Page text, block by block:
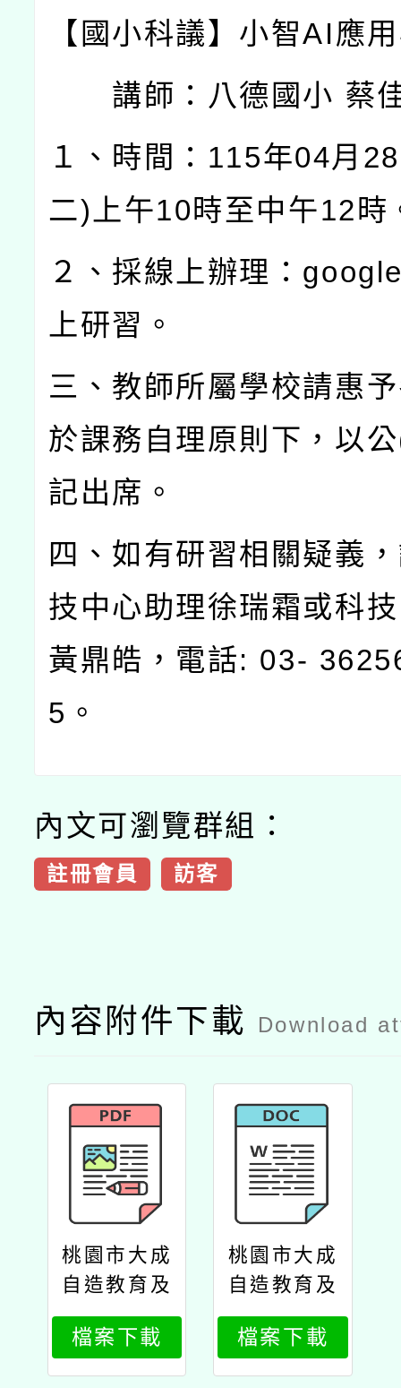
【國小科議】小智AI應
講師：八德國小 蔡
１、時間： 115年04月 28
二) 上午10時至中午12 時
２、採線上辦理：
上研習。
三、教師所屬學校請惠
於課務自理原則下，以公
記出席。
四、如有研習相關疑義
技中心助理徐瑞霜或科
黃鼎皓，電話: 03-
5 。
內文可瀏覽群組：
註冊會員 訪客
內容附件下載 Download
桃園市大成
自造教育及
科技中心辦
理115年4月
教師研習公
檔案下載
桃園市大成
自造教育及
科技中心辦
理115年4月
教師研習課
檔案下載